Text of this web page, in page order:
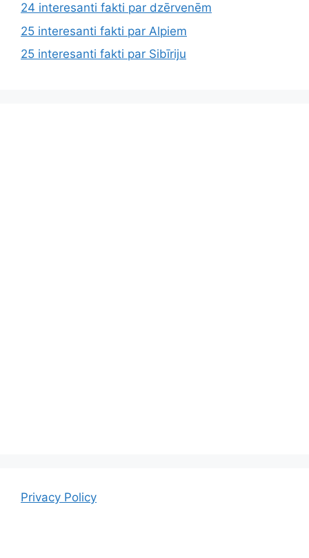
24 interesanti fakti par dzērvenēm
25 interesanti fakti par Alpiem
25 interesanti fakti par Sibīriju
Privacy Policy